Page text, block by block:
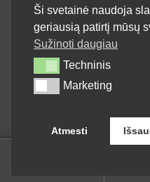
Michelin
Mitas
Pirelli
Shinko
Ši svetainė naudoja
geriausią patirtį mūsų
Sužinoti daugiau
TechninisTechninis
MarketingMarketing
Atmesti